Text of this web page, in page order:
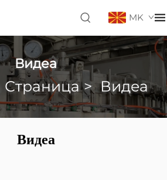
MK
Видеа
Страница>Видеа
Видеа